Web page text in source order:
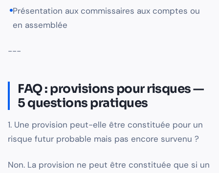
Présentation aux commissaires aux comptes ou
en assemblée
---
FAQ : provisions pour risques —
5 questions pratiques
1. Une provision peut-elle être constituée pour un
risque futur probable mais pas encore survenu ?
Non. La provision ne peut être constituée que si un